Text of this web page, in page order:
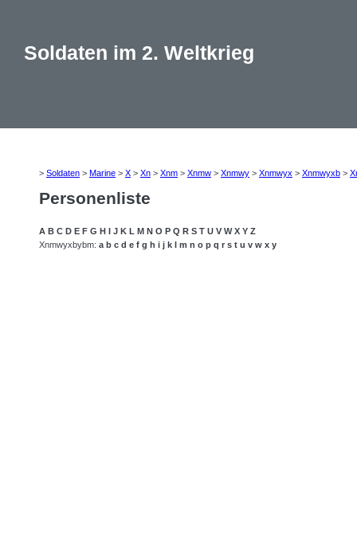
Soldaten im 2. Weltkrieg
> Soldaten > Marine > X > Xn > Xnm > Xnmw > Xnmwy > Xnmwyx > Xnmwyxb >
Personenliste
A B C D E F G H I J K L M N O P Q R S T U V W X Y Z
Xnmwyxbybm: a b c d e f g h i j k l m n o p q r s t u v w x y